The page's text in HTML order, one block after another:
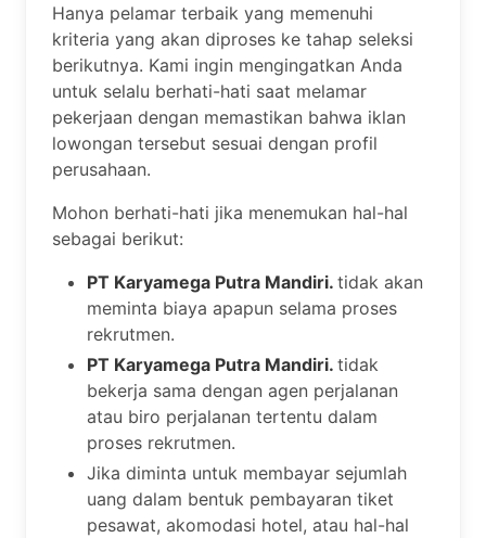
Hanya pelamar terbaik yang memenuhi
kriteria yang akan diproses ke tahap seleksi
berikutnya. Kami ingin mengingatkan Anda
untuk selalu berhati-hati saat melamar
pekerjaan dengan memastikan bahwa iklan
lowongan tersebut sesuai dengan profil
perusahaan.
Mohon berhati-hati jika menemukan hal-hal
sebagai berikut:
PT Karyamega Putra Mandiri. tidak akan
meminta biaya apapun selama proses
rekrutmen.
PT Karyamega Putra Mandiri. tidak
bekerja sama dengan agen perjalanan
atau biro perjalanan tertentu dalam
proses rekrutmen.
Jika diminta untuk membayar sejumlah
uang dalam bentuk pembayaran tiket
pesawat, akomodasi hotel, atau hal-hal